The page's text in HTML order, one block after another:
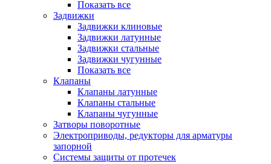
Показать все
Задвижки
Задвижки клиновые
Задвижки латунные
Задвижки стальные
Задвижки чугунные
Показать все
Клапаны
Клапаны латунные
Клапаны стальные
Клапаны чугунные
Затворы поворотные
Электроприводы, редукторы для арматуры
запорной
Системы защиты от протечек